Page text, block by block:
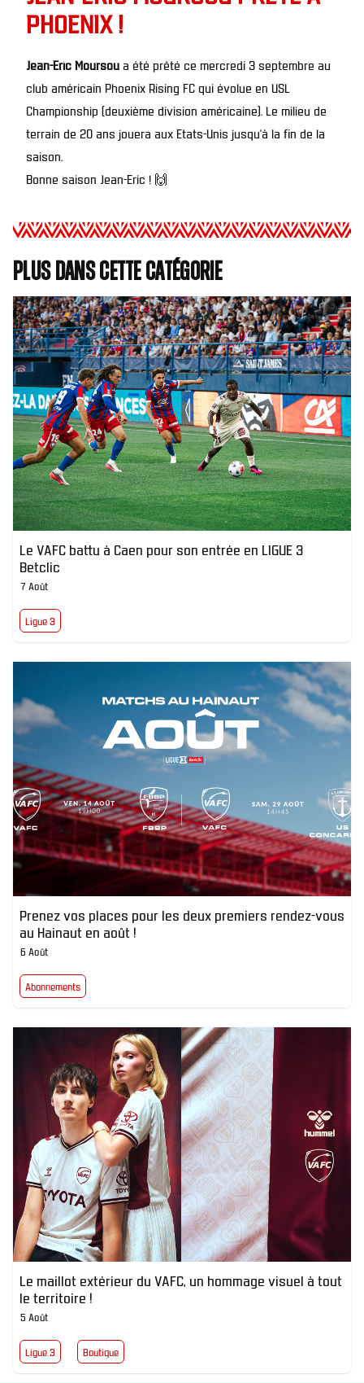
PHOENIX !
Jean-Eric Moursou a été prêté ce mercredi 3 septembre au
club américain Phoenix Rising FC qui évolue en USL
Championship (deuxième division américaine). Le milieu de
terrain de 20 ans jouera aux Etats-Unis jusqu’à la fin de la
saison.
Bonne saison Jean-Eric ! 🙌
Plus dans cette catégorie
Le VAFC battu à Caen pour son entrée en LIGUE 3
Betclic
7 Août
Ligue 3
Prenez vos places pour les deux premiers rendez-vous
au Hainaut en août !
6 Août
Abonnements
Le maillot extérieur du VAFC, un hommage visuel à tout
le territoire !
5 Août
Ligue 3 Boutique